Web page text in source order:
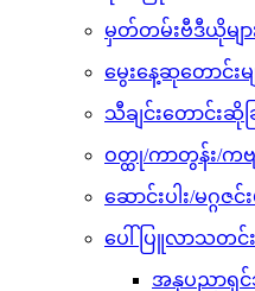
မှတ်တမ်းဗီဒီယိုမျာ
မွေးနေ့ဆုတောင်းမျ
သီချင်းတောင်းဆိုခြ
ဝတ္ထု/ကာတွန်း/ကဗျ
ဆောင်းပါး/မဂ္ဂဇင်း
ပေါ်ပြူလာသတင်း
အနုပညာရှင်